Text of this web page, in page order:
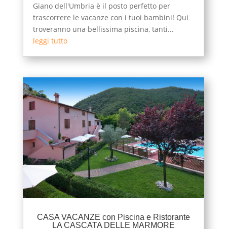
Giano dell'Umbria è il posto perfetto per
trascorrere le vacanze con i tuoi bambini! Qui
troveranno una bellissima piscina, tanti...
leggi tutto
CASA VACANZE con Piscina e Ristorante
LA CASCATA DELLE MARMORE